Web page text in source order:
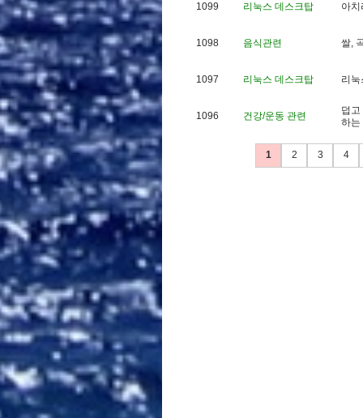
1099 리눅스 데스크탑 아치
1098 음식관련 쌀,
1097 리눅스 데스크탑 리 눅
1096 건강/운동 관련 덥 고
하는
1 2 3 4